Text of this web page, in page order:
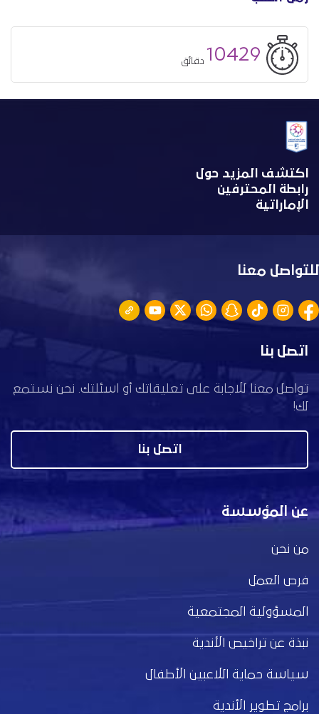
10429 دقائق
اكتشف المزيد حول
رابطة المحترفين
الإماراتية
للتواصل معنا
اتصل بنا
تواصل معنا للاجابة على تعليقاتك أو اسئلتك. نحن نستمع
لك!
اتصل بنا
عن المؤسسة
من نحن
فرص العمل
المسؤولية المجتمعية
نبذة عن تراخيص الأندية
سياسة حماية اللاعبين الأطفال
برامج تطوير الأندية